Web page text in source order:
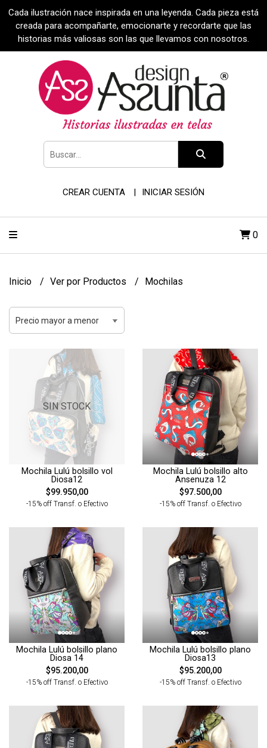
Cada ilustración nace inspirada en una leyenda. Cada pieza está
creada para acompañarte, emocionarte y recordarte que las
historias más valiosas son las que llevamos con nosotros.
CREAR CUENTA INICIAR SESIÓN
0
Inicio Ver por Productos Mochilas
SIN STOCK
Mochila Lulú bolsillo vol
Diosa12
$99.950,00
-15% off Transf. o Efectivo
Mochila Lulú bolsillo alto
Ansenuza 12
$97.500,00
-15% off Transf. o Efectivo
Mochila Lulú bolsillo plano
Diosa 14
$95.200,00
-15% off Transf. o Efectivo
Mochila Lulú bolsillo plano
Diosa13
$95.200,00
-15% off Transf. o Efectivo